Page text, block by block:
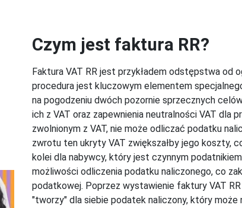
Czym jest faktura RR?
Faktura VAT RR jest przykładem odstępstwa od
procedura jest kluczowym elementem
na pogodzeniu dwóch pozornie sprzecznych
ich z VAT oraz zapewnienia neutralności VAT dla
zwolnionym z VAT, nie może odliczać podatku
zwrotu ten ukryty VAT zwiększałby jego koszty,
kolei dla nabywcy, który jest czynnym
możliwości odliczenia podatku naliczonego, co
podatkowej. Poprzez wystawienie faktury VAT
"tworzy" dla siebie podatek naliczony, który